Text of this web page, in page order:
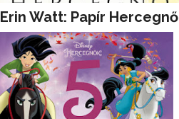
Erin Watt: Papír Hercegnő